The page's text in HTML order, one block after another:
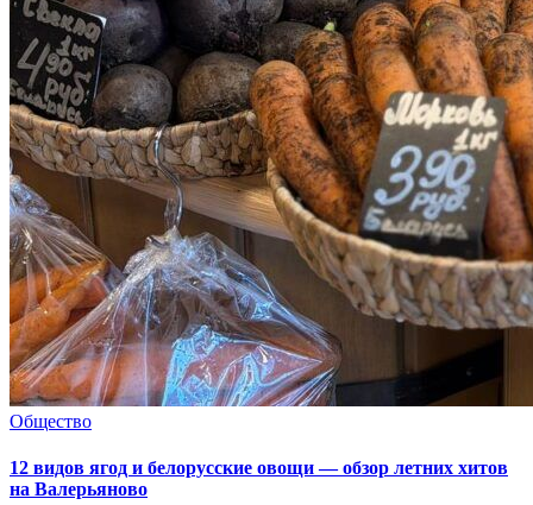
Общество
12 видов ягод и белорусские овощи — обзор летних хитов
на Валерьяново